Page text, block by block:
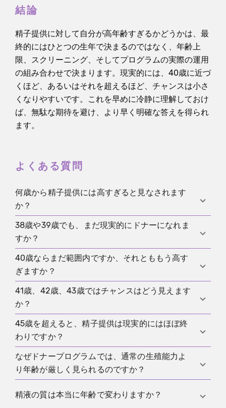
結論
精子提供に対して自分が高年齢すぎるかどうかは、最
終的にはひとつの生年で決まるのではなく、年齢上
限、スクリーニング、そしてプログラムの実際の運用
の組み合わせで決まります。現実的には、40歳に近づ
くほど、あるいはそれを超えるほど、チャンスは小さ
くなりやすいです。これを早めに冷静に理解しておけ
ば、無駄な期待を避け、より早く明確な答えを得られ
ます。
よくある質問
何歳から精子提供には高すぎると見なされます
か？
世界共通の線引きはありません。実際には、多くの
プログラムが40歳前後に慎重な上限を置いていま
す。少し上でも個別に見るところもあれば、もっと
早く除外するところもあります。本当に役立つ答え
が欲しいなら、具体的なプログラムの現在の上限を
知る必要があります。
38歳や39歳でも、まだ現実的にドナーになれま
すか？
多くの場合は可能性がありますが、もう自動ではあ
りません。この範囲ではスクリーニングがより重要
になります。プログラムは内部上限に近い候補者を
より厳しく見ることが多いからです。良い精液検
査、落ち着いた健康背景、信頼できる通院可能性は
助けになります。
40歳ならまだ範囲内ですか、それとももう高す
ぎますか？
ちょうどこの数字の周辺で、プログラムごとの差が
最も大きくなります。あるところではまだ境界事例
ですが、別のところではすでに対象外です。実際に
は、40歳は通常の応募が事前問い合わせに変わる地
点になることが多いです。
41歳、42歳、43歳ではチャンスはどう見えます
か？
承認は通常かなり少なくなります。個別事例として
まだ見てもらえることはありますが、多くのプログ
ラムは典型的な上限を超えてはもう扱いたがりませ
ん。この年齢では、長い応募より短い直接問い合わ
せのほうが理にかなうことが多いです。
45歳を超えると、精子提供は現実的にはほぼ終
わりですか？
伝統的なドナープログラムでは、多くの場合そうで
す、あるいはそれにかなり近いです。これはその年
ん。単に、プログラム側が自分たちの保守的な年齢
なぜドナープログラムでは、通常の生殖能力よ
り年齢が厳しく見られるのですか？
ドナープログラムは、自然妊娠の可能性だけを見て
精液の質は本当に年齢で変わりますか？